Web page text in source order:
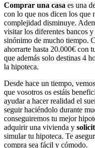
Comprar una casa es una
con lo que nos dicen los que
complejidad disminuye.
visitar los diferentes bancos
sinónimo de mucho tiempo.
ahorrarte hasta 20.000€ con
que además solo destinas 4
la hipoteca.
Desde hace un tiempo,
que vosotros os estáis
ayudar a hacer realidad el
seguir haciéndolo durante
conseguiremos tu mejor
adquirir una vivienda y
simular tu hipoteca. Te
compra sea fácil y cómodo.